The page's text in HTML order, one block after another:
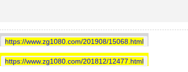
https://www.zg1080.com/201908/15068.html
https://www.zg1080.com/201812/12477.html